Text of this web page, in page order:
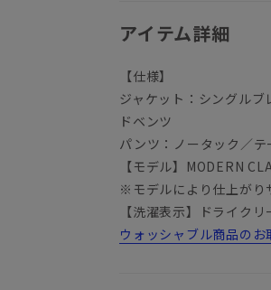
アイテム詳細
【仕様】
ジャケット：シングル
ドベンツ
パンツ：ノータック／
【モデル】MODERN
※モデルにより仕上がり
【洗濯表示】ドライク
ウォッシャブル商品のお